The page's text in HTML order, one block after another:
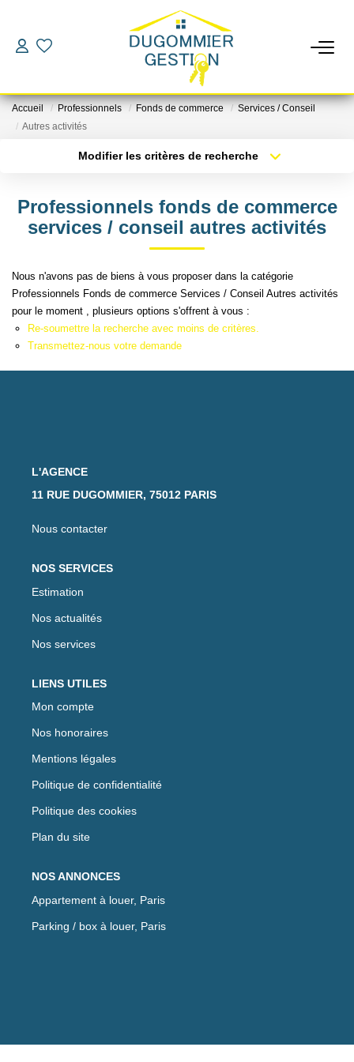
LOCATIONS
CHANGER DE GESTIONNAIRE
L'AGENCE
CONTACT
Accueil Professionnels Fonds de commerce
Services / Conseil
Autres activités
Modifier les critères de recherche
Surface min Budget max
Professionnels fonds de commerce
services / conseil autres activités
Nous n'avons pas de biens à vous proposer dans la catégorie
Professionnels Fonds de commerce Services / Conseil Autres activités
pour le moment , plusieurs options s'offrent à vous :
Re-soumettre la recherche avec moins de critères.
Transmettez-nous votre demande
L'AGENCE
11 RUE DUGOMMIER, 75012 PARIS
Nous contacter
NOS SERVICES
Estimation
Nos actualités
Nos services
LIENS UTILES
Mon compte
Nos honoraires
Mentions légales
Politique de confidentialité
Politique des cookies
Plan du site
NOS ANNONCES
Appartement à louer, Paris
Parking / box à louer, Paris